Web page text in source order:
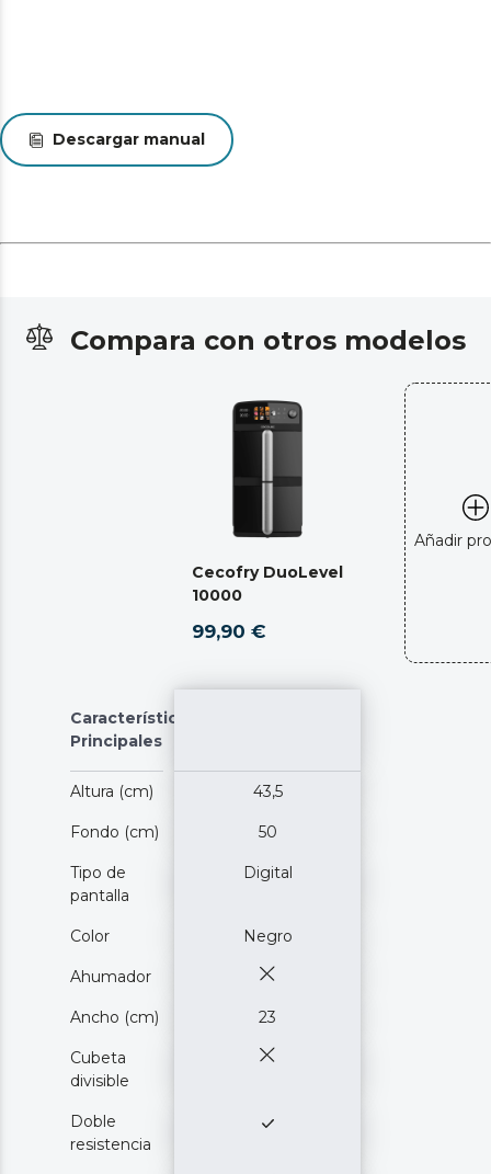
Descargar manual
Compara con otros modelos
Cecofry DuoLevel
10000
99,90 €
Añadir
Características
Principales
Altura (cm) 43,5
Fondo (cm) 50
Tipo de
pantalla
Digital
Color Negro
Ahumador
Ancho (cm) 23
Cubeta
divisible
Doble
resistencia